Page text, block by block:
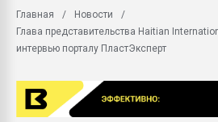
Главная
Новости
Глава представительства Haitian
интервью порталу ПластЭксперт